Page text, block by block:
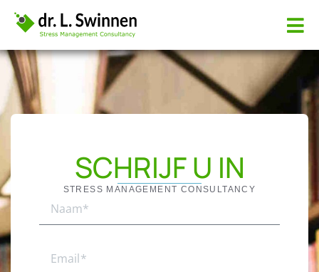
SCHRIJF U IN
STRESS MANAGEMENT CONSULTANCY